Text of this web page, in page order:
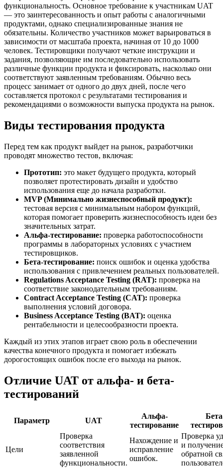
функциональность. Основное требование к участникам UAT
— это заинтересованность и опыт работы с аналогичными
продуктами, однако специализированные знания не
обязательны. Количество участников может варьироваться в
зависимости от масштаба проекта, начиная от 10 до 1000
человек. Тестировщики получают четкие инструкции и
задания, позволяющие им последовательно использовать
различные функции продукта и фиксировать, насколько они
соответствуют заявленным требованиям. Обычно весь
процесс занимает от одного до двух дней, после чего
составляется протокол с результатами тестирования и
рекомендациями о возможности выпуска продукта на рынок.
Виды тестирования продукта
Перед тем как продукт выйдет на рынок, разработчики
проводят множество тестов, включая:
Прототип: это макет будущего продукта, который
позволяет протестировать дизайн и удобство
использования еще до начала разработки.
MVP (Минимально жизнеспособный продукт):
тестовая версия с минимальным набором функций,
которая помогает проверить жизнеспособность идеи без
значительных затрат.
Альфа-тестирование: проверка работоспособности
программы в лабораторных условиях с участием
тестировщиков.
Бета-тестирование: поиск ошибок и оценка удобства
использования с привлечением реальных пользователей.
Regulations Acceptance Testing (RAT): проверка на
соответствие законодательным требованиям.
Contract Acceptance Testing (CAT): проверка
выполнения условий договора.
Business Acceptance Testing (BAT): оценка
рентабельности и целесообразности проекта.
Каждый из этих этапов играет свою роль в обеспечении
качества конечного продукта и помогает избежать
дорогостоящих ошибок после его выхода на рынок.
Отличие UAT от альфа- и бета-
тестирований
Параметр UAT
Альфа-
тестирование
Цели
Проверка
соответствия
заявленной
функциональности.
Нахождение и
исправление
ошибок.
Проверка
и
обратной